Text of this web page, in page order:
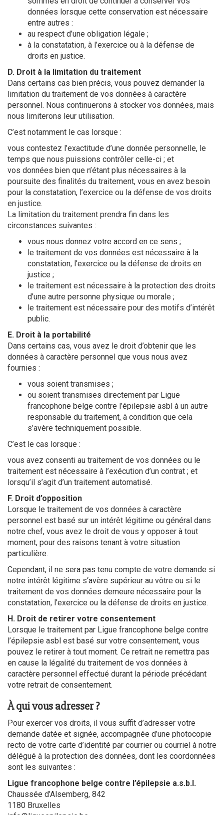
données lorsque cette conservation est nécessaire
entre autres :
au respect d’une obligation légale ;
à la constatation, à l’exercice ou à la défense de
droits en justice.
D. Droit à la limitation du traitement
Dans certains cas bien précis, vous pouvez demander la
limitation du traitement de vos données à caractère
personnel. Nous continuerons à stocker vos données, mais
nous limiterons leur utilisation.
C’est notamment le cas lorsque :
vous contestez l’exactitude d’une donnée personnelle, le
temps que nous puissions contrôler celle-ci ; et
vos données bien que n’étant plus nécessaires à la
poursuite des finalités du traitement, vous en avez besoin
pour la constatation, l’exercice ou la défense de vos droits
en justice.
La limitation du traitement prendra fin dans les
circonstances suivantes :
vous nous donnez votre accord en ce sens ;
le traitement de vos données est nécessaire à la
constatation, l’exercice ou la défense de droits en
justice ;
le traitement est nécessaire à la protection des droits
d’une autre personne physique ou morale ;
le traitement est nécessaire pour des motifs d’intérêt
public.
E. Droit à la portabilité
Dans certains cas, vous avez le droit d’obtenir que les
données à caractère personnel que vous nous avez
fournies :
vous soient transmises ;
ou soient transmises directement par Ligue
francophone belge contre l’épilepsie asbl à un autre
responsable du traitement, à condition que cela
s’avère techniquement possible.
C’est le cas lorsque :
vous avez consenti au traitement de vos données ou le
traitement est nécessaire à l’exécution d’un contrat ; et
lorsqu’il s’agit d’un traitement automatisé.
F. Droit d’opposition
Lorsque le traitement de vos données à caractère
personnel est basé sur un intérêt légitime ou général dans
notre chef, vous avez le droit de vous y opposer à tout
moment, pour des raisons tenant à votre situation
particulière.
Cependant, il ne sera pas tenu compte de votre demande si
notre intérêt légitime s‘avère supérieur au vôtre ou si le
traitement de vos données demeure nécessaire pour la
constatation, l’exercice ou la défense de droits en justice.
H. Droit de retirer votre consentement
Lorsque le traitement par Ligue francophone belge contre
l’épilepsie asbl est basé sur votre consentement, vous
pouvez le retirer à tout moment. Ce retrait ne remettra pas
en cause la légalité du traitement de vos données à
caractère personnel effectué durant la période précédant
votre retrait de consentement.
À qui vous adresser ?
Pour exercer vos droits, il vous suffit d’adresser votre
demande datée et signée, accompagnée d’une photocopie
recto de votre carte d’identité par courrier ou courriel à notre
délégué à la protection des données, dont les coordonnées
sont les suivantes :
Ligue francophone belge contre l’épilepsie a.s.b.l.
Chaussée d’Alsemberg, 842
1180 Bruxelles